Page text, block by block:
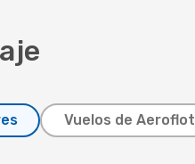
Vuelos de Aeroflot